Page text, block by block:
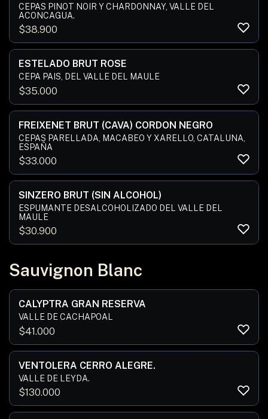
CEPAS PINOT NOIR Y CHARDONNAY, VALLE DEL
ACONCAGUA.
$38.900
ESTELADO BRUT ROSE
CEPA PAIS, DEL VALLE DEL MAULE
$35.000
FREIXENET BRUT (CAVA) CORDON NEGRO
CEPAS PARELLADA, MACABEO Y XARELLO, CATALUÑA,
ESPAÑA
$33.000
SINZERO BRUT (SIN ALCOHOL)
ESPUMANTE DESALCOHOLIZADO DEL VALLE DEL
MAULE
$30.900
Sauvignon Blanc
CALYPTRA GRAN RESERVA
VALLE DE CACHAPOAL
$41.000
VENTOLERA CERRO ALEGRE.
VALLE DE LEYDA.
$130.000